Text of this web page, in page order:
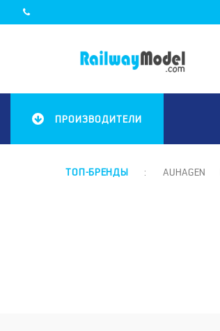
ПРОИЗВОДИТЕЛИ
ТОП-БРЕНДЫ : AUHAGEN